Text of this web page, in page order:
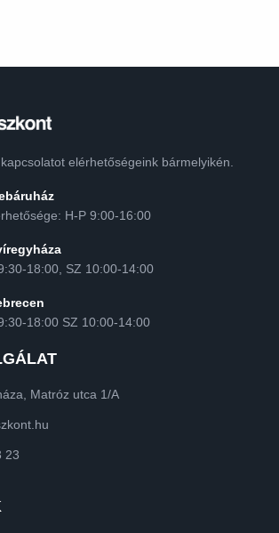
elérhetőségeink bármelyikén.
H-P 9:00-16:00
18:00, SZ 10:00-14:00
18:00 SZ 10:00-14:00
Matróz utca 1/A
23